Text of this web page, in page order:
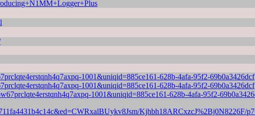
1001&uniqid=885ce161-628b-4afa-95f2-69b0a3426dcf
1001&uniqid=885ce161-628b-4afa-95f2-69b0a3426dcf
1001&uniqid=885ce161-628b-4afa-95f2-